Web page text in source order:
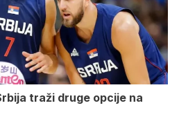
traži druge opcije na